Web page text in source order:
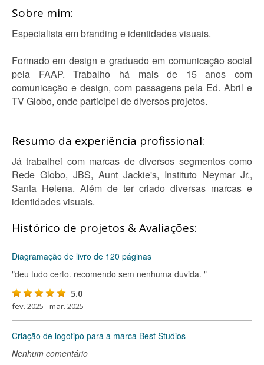
Sobre mim:
Especialista em branding e identidades visuais.
Formado em design e graduado em comunicação social
pela FAAP. Trabalho há mais de 15 anos com
comunicação e design, com passagens pela Ed. Abril e
TV Globo, onde participei de diversos projetos.
Resumo da experiência profissional:
Já trabalhei com marcas de diversos segmentos como
Rede Globo, JBS, Aunt Jackie's, Instituto Neymar Jr.,
Santa Helena. Além de ter criado diversas marcas e
identidades visuais.
Histórico de projetos & Avaliações:
Diagramação de livro de 120 páginas
"deu tudo certo. recomendo sem nenhuma duvida. "
5.0
fev. 2025 - mar. 2025
Criação de logotipo para a marca Best Studios
Nenhum comentário